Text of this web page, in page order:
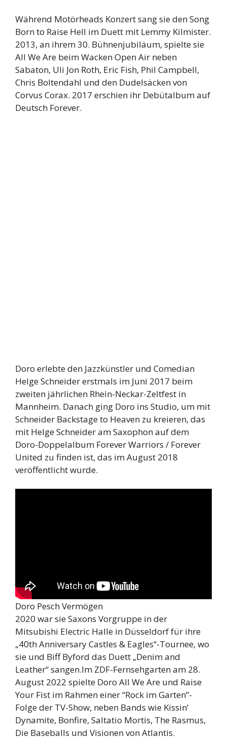
Während Motörheads Konzert sang sie den Song
Born to Raise Hell im Duett mit Lemmy Kilmister.
2013, an ihrem 30. Bühnenjubiläum, spielte sie
All We Are beim Wacken Open Air neben
Sabaton, Uli Jon Roth, Eric Fish, Phil Campbell,
Chris Boltendahl und den Dudelsäcken von
Corvus Corax. 2017 erschien ihr Debütalbum auf
Deutsch Forever.
Doro erlebte den Jazzkünstler und Comedian
Helge Schneider erstmals im Juni 2017 beim
zweiten jährlichen Rhein-Neckar-Zeltfest in
Mannheim. Danach ging Doro ins Studio, um mit
Schneider Backstage to Heaven zu kreieren, das
mit Helge Schneider am Saxophon auf dem
Doro-Doppelalbum Forever Warriors / Forever
United zu finden ist, das im August 2018
veröffentlicht wurde.
Doro Pesch Vermögen
2020 war sie Saxons Vorgruppe in der
Mitsubishi Electric Halle in Düsseldorf für ihre
„40th Anniversary Castles & Eagles“-Tournee, wo
sie und Biff Byford das Duett „Denim and
Leather“ sangen.Im ZDF-Fernsehgarten am 28.
August 2022 spielte Doro All We Are und Raise
Your Fist im Rahmen einer “Rock im Garten”-
Folge der TV-Show, neben Bands wie Kissin’
Dynamite, Bonfire, Saltatio Mortis, The Rasmus,
Die Baseballs und Visionen von Atlantis.